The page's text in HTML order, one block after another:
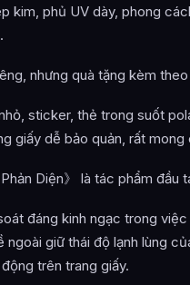
kim, phủ UV dày, phong
nhưng quà tặng kèm
sticker, thẻ trong suốt
giấy dễ bảo quản, rất
Diện》 là tác phẩm đầu
đáng kinh ngạc trong
ngoài giữ thái độ lạnh lùng
trên trang giấy.